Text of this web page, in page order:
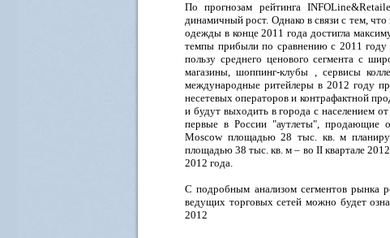
По прогнозам рейтинга
динамичный рост. Однако в связи с тем,
одежды в конце 2011 года достигла
темпы прибыли по сравнению с 2011 году
пользу среднего ценового сегмента с
магазины, шоппинг-клубы , сервисы
международные ритейлеры в 2012 году
несетевых операторов и контрафактной
и будут выходить в города с населением
первые в России "аутлеты", продающие
Moscow площадью 28 тыс. кв. м
площадью 38 тыс. кв. м – во II квартале
2012 года.
С подробным анализом сегментов рынка
ведущих торговых сетей можно будет
2012